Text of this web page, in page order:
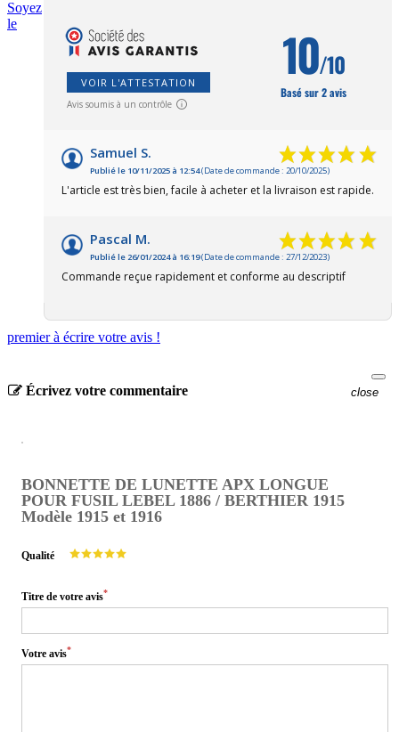
VOIR L'ATTESTATION
Avis soumis à un contrôle
10/10
Basé sur 2 avis
Samuel S.
Publié le 10/11/2025 à 12:54(Date de commande : 20/10/2025)
L'article est très bien, facile à acheter et la livraison est rapide.
Pascal M.
Publié le 26/01/2024 à 16:19(Date de commande : 27/12/2023)
Commande reçue rapidement et conforme au descriptif
Soyez
le
premier à écrire votre avis !
Écrivez votre commentaire close
BONNETTE DE LUNETTE APX LONGUE
POUR FUSIL LEBEL 1886 / BERTHIER 1915
Modèle 1915 et 1916
Qualité
Titre de votre avis*
Votre avis*